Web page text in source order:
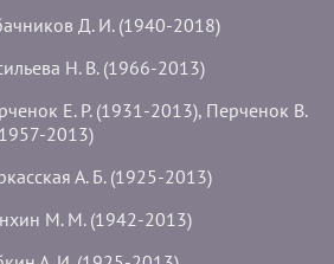
Д. И. (1940-2018)
Н. В. (1966-2013)
Е. Р. (1931-2013), Перченок В.
2013)
А. Б. (1925-2013)
М. М. (1942-2013)